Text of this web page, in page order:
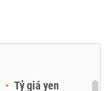
Tỷ giá yen